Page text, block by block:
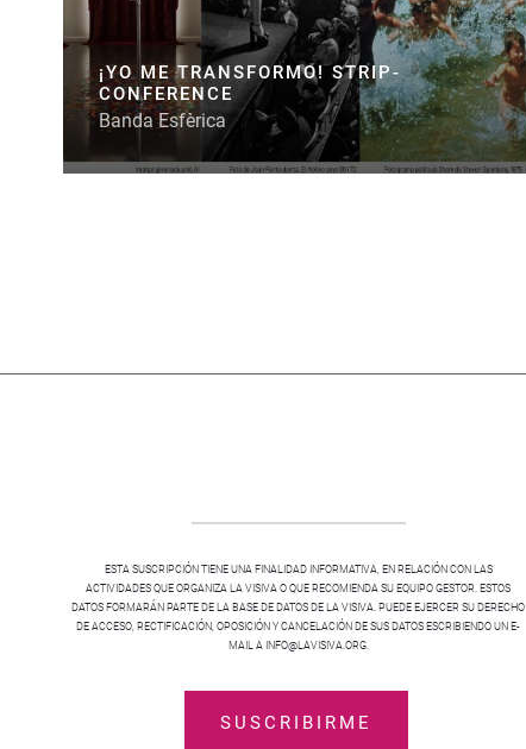
¡YO ME TRANSFORMO! STRIP-
CONFERENCE
Banda Esfèrica
ESTA SUSCRIPCIÓN TIENE UNA FINALIDAD INFORMATIVA, EN RELACIÓN CON LAS
ACTIVIDADES QUE ORGANIZA LA VISIVA O QUE RECOMIENDA SU EQUIPO GESTOR. ESTOS
DATOS FORMARÁN PARTE DE LA BASE DE DATOS DE LA VISIVA. PUEDE EJERCER SU DERECHO
DE ACCESO, RECTIFICACIÓN, OPOSICIÓN Y CANCELACIÓN DE SUS DATOS ESCRIBIENDO UN E-
MAIL A INFO@LAVISIVA.ORG.